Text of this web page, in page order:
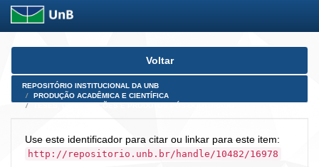
Skip
Voltar
REPOSITÓRIO INSTITUCIONAL DA UNB
PRODUÇÃO ACADÊMICA E CIENTÍFICA
Use este identificador para citar ou linkar para este item:
http://repositorio.unb.br/handle/10482/16978